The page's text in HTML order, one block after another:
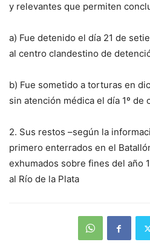
y relevantes que permiten
a) Fue detenido el día 21 de
al centro clandestino de
b) Fue sometido a torturas en
sin atención médica el día 1º de
2. Sus restos –según la
primero enterrados en el
exhumados sobre fines del año
al Río de la Plata